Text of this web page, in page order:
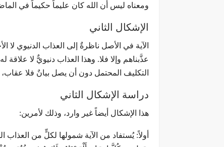
ومعناه ليس أن الله كان عليماً حكيماً في
الإشكال الثاني
الآية في الأصل ناظرةٌ إلى العذاب الدنيوي لا
عذَّبناهم وإلا فلا. وهذا العذاب دنيويٌّ لا
التكليف المحتمل دون أن يصل بيانٌ فلا عقاب،
دراسة الإشكال الثاني
هذا الإشكال أيضاً غير وارد، وذلك لأمرين: